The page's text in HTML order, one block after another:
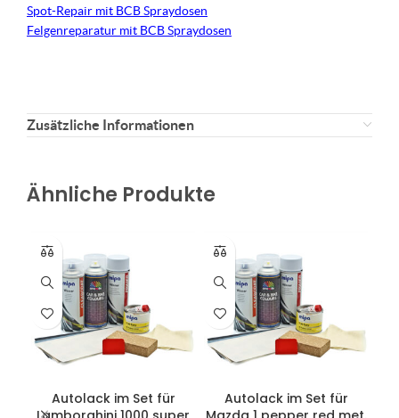
Spot-Repair mit BCB Spraydosen
Felgenreparatur mit BCB Spraydosen
Zusätzliche Informationen
Ähnliche Produkte
Autolack im Set für
Autolack im Set für